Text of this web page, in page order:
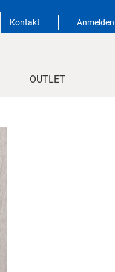
Kontakt Anmelden
OUTLET